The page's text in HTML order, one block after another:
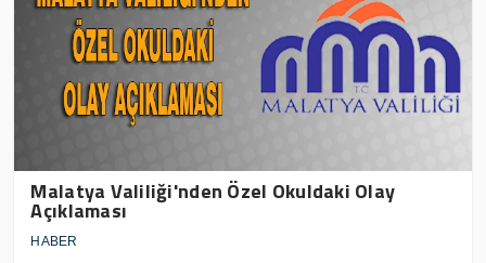
Malatya Valiliği'nden Özel Okuldaki Olay
Açıklaması
HABER